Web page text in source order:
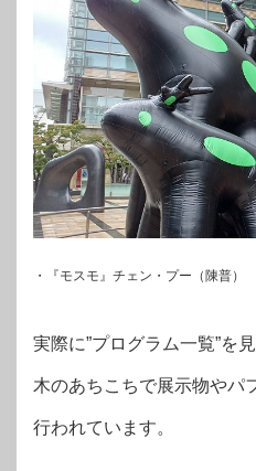
・『モスモ』チェン・プー（陳普
実際に”プログラム一覧”を
木のあちこちで展示物やパ
行われています。